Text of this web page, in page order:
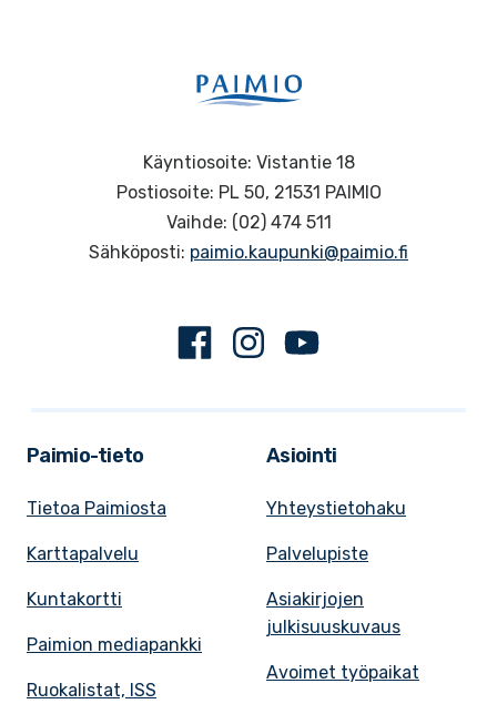
Käyntiosoite: Vistantie 18
Postiosoite: PL 50, 21531 PAIMIO
Vaihde: (02) 474 511
Sähköposti: paimio.kaupunki@paimio.fi
FacebookInstagram
Paimio-tieto
Tietoa Paimiosta
Karttapalvelu
Kuntakortti
Paimion mediapankki
Ruokalistat, ISS
Asiointi
Yhteystietohaku
Palvelupiste
Asiakirjojen
julkisuuskuvaus
Avoimet työpaikat